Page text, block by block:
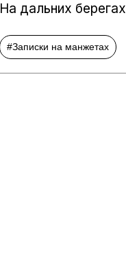
На дальних берегах
#Записки на манжетах